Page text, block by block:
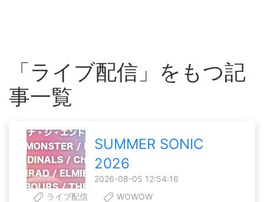
「ライブ配信」をもつ記
事一覧
SUMMER SONIC
2026
2026-08-05 12:54:16
ライブ配信
WOWOW